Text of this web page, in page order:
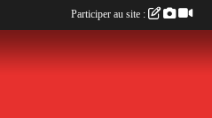
Participer au site :